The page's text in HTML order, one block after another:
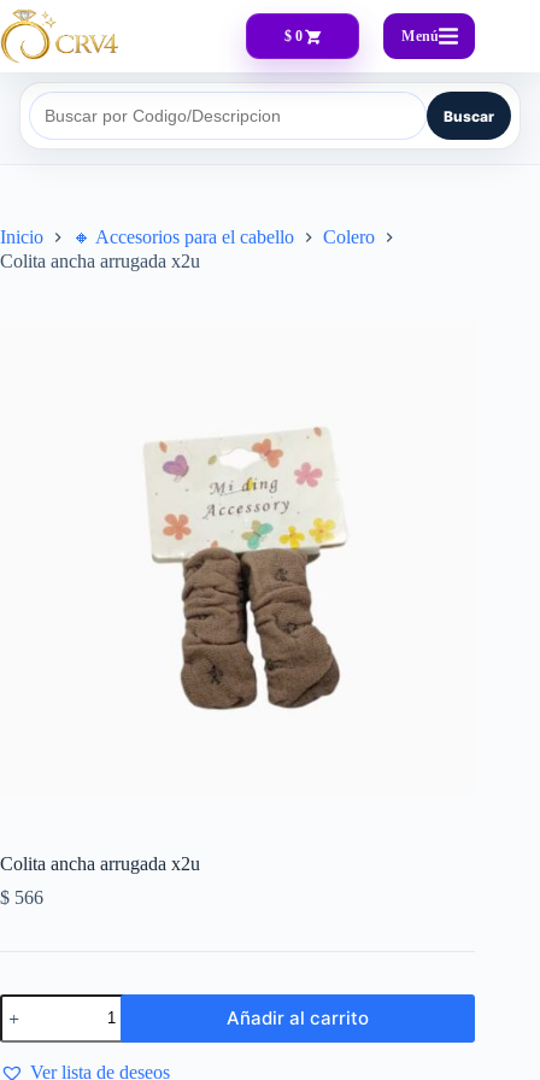
$ 0 Menú
Buscar por Codigo/Descripcion Buscar
Inicio 🔸​ Accesorios para el cabello
Colero
Colita ancha arrugada x2u
Colita ancha arrugada x2u
$ 566
Añadir al carrito
Ver lista de deseos